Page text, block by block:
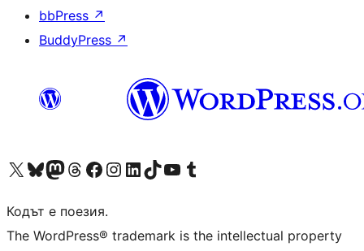
bbPress ↗
BuddyPress ↗
Visit our X (formerly Twitter) account
Visit our Bluesky account
Visit our Mastodon account
Visit our Threads account
Посетете нашата страница във Facebook
Посетете нашия профил в Instagram
Посетете нашия профил в LinkedIn
Visit our TikTok account
Visit our YouTube channel
Visit our Tumblr account
Кодът е поезия.
The WordPress® trademark is the intellectual property